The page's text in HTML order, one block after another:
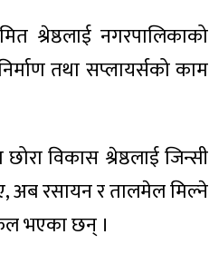
श्रेष्ठलाई नगरपालिकाको
तथा सप्लायर्सको काम
विकास श्रेष्ठलाई जिन्सी
अब रसायन र तालमेल मिल्ने
भएका छन् ।